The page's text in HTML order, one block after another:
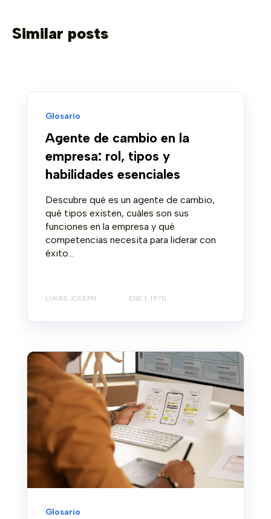
Similar posts
Glosario
Agente de cambio en la
empresa: rol, tipos y
habilidades esenciales
Descubre qué es un agente de cambio,
qué tipos existen, cuáles son sus
funciones en la empresa y qué
competencias necesita para liderar con
éxito...
LUKAS JOSEPH ENE 1, 1970
Glosario